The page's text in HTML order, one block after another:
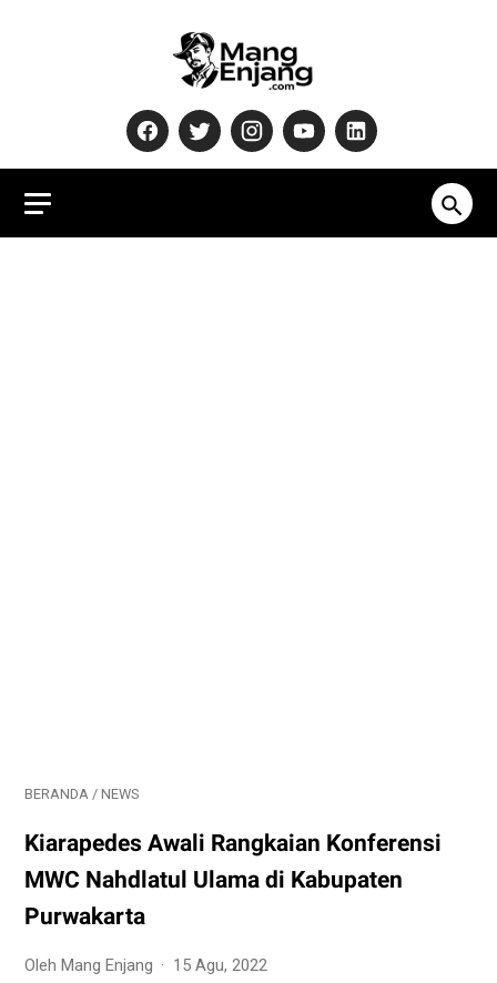
BERANDA / NEWS
Kiarapedes Awali Rangkaian Konferensi
MWC Nahdlatul Ulama di Kabupaten
Purwakarta
Oleh Mang Enjang 15 Agu, 2022